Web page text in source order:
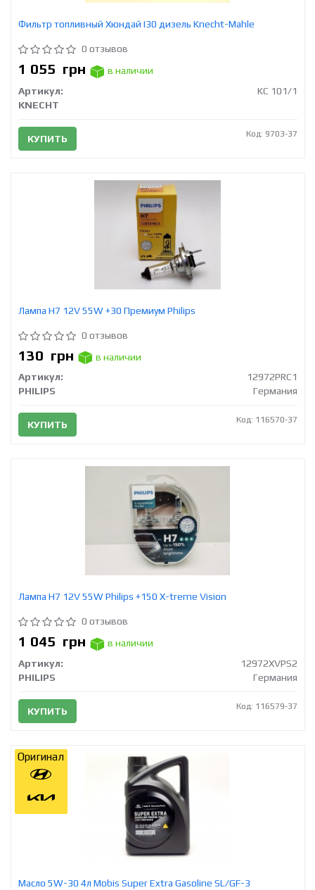
Фильтр топливный Хюндай I30 дизель Knecht-Mahle
0 отзывов
1 055 грн
в наличии
Артикул:
KC 101/1
KNECHT
КУПИТЬ Код: 9703-37
Лампа H7 12V 55W +30 Премиум Philips
0 отзывов
130 грн
в наличии
Артикул:
12972PRC1
PHILIPS
Германия
КУПИТЬ Код: 116570-37
Лампа Н7 12V 55W Philips +150 X-treme Vision
0 отзывов
1 045 грн
в наличии
Артикул:
12972XVPS2
PHILIPS
Германия
КУПИТЬ Код: 116579-37
Масло 5W-30 4л Mobis Super Extra Gasoline SL/GF-3
Оригинал